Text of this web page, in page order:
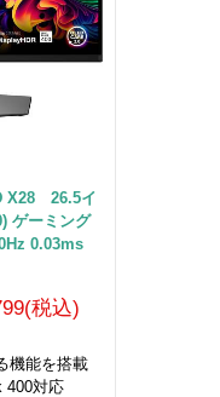
X28 26.5イ
ゲーミング
0.03ms
税込)
機能を搭載
400対応